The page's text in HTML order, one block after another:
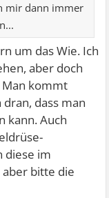
mir dann immer
um das Wie. Ich
aber doch
Man kommt
dass man
kann. Auch
diese im
aber bitte die